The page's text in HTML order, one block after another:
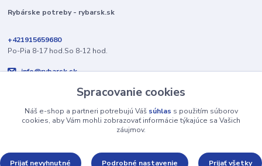
Rybárske potreby - rybarsk.sk
+421915659680
Po-Pia 8-17 hod.So 8-12 hod.
info@rybarsk.sk
Upravit sběr cookies.
Spracovanie cookies
Náš e-shop a partneri potrebujú Váš súhlas s použitím súborov
cookies, aby Vám mohli zobrazovať informácie týkajúce sa Vašich
záujmov.
Prijať nevyhnutné Podrobné nastavenie Prijať všetky